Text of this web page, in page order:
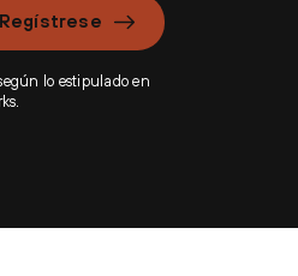
Regístrese
lo estipulado en